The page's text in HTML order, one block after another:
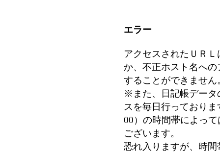
エラー
アクセスされたＵＲ
か、不正ホスト名へ
することができません
※また、日記帳データ
スを毎日行っており
00）の時間帯によっ
ございます。
恐れ入りますが、時